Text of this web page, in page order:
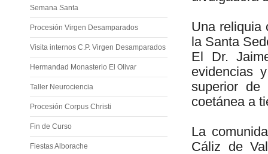
Semana Santa
Procesión Virgen Desamparados
Visita internos C.P. Virgen Desamparados
Hermandad Monasterio El Olivar
Taller Neurociencia
Procesión Corpus Christi
Fin de Curso
Fiestas Alborache
Una reliquia
la Santa
El Dr.
evidencias
superior de
coetánea a
La
Cáliz de